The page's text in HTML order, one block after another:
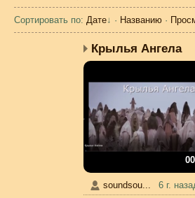
Сортировать по: Дате↓ · Названию ·
Крылья Ангела
soundsou...
6 г.